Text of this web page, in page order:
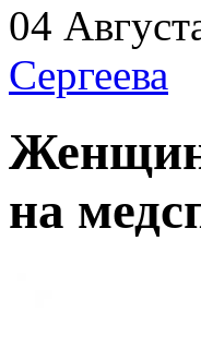
04
Сергеева
на